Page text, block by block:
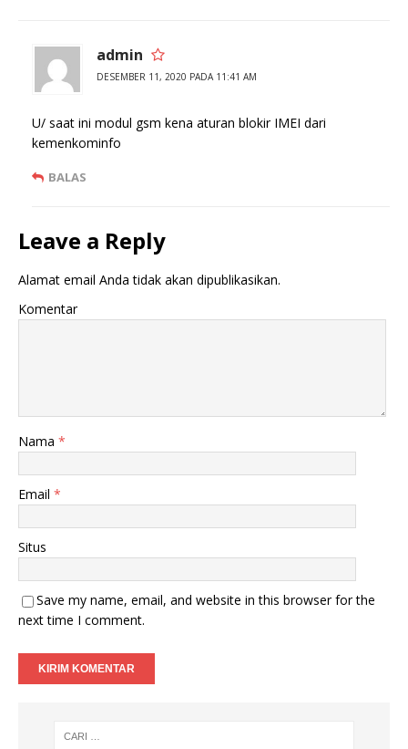
admin
DESEMBER 11, 2020 PADA 11:41 AM
U/ saat ini modul gsm kena aturan blokir IMEI dari
kemenkominfo
BALAS
Leave a Reply
Alamat email Anda tidak akan dipublikasikan.
Komentar
Nama *
Email *
Situs
Save my name, email, and website in this browser for the
next time I comment.